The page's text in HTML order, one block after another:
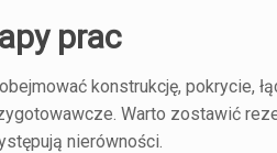
prac
konstrukcję, pokrycie,
Warto zostawić
nierówności.